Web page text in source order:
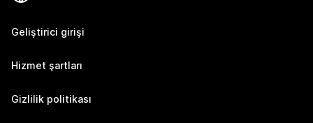
Geliştirici girişi
Hizmet şartları
Gizlilik politikası